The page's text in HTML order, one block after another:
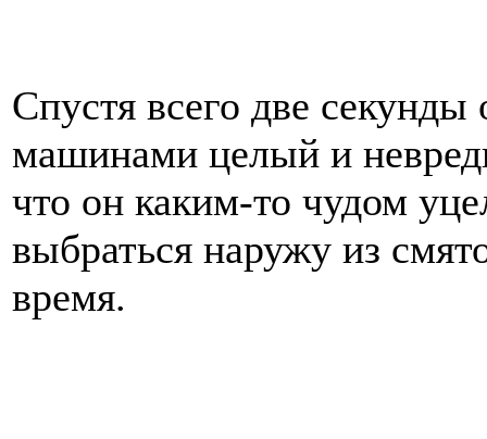
Спустя всего две
машинами целый и
что он каким-то чудом
выбраться наружу из
время.